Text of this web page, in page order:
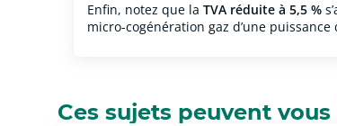
Enfin, notez que la TVA réduite à 5,5 %
micro-cogénération gaz d’une
Ces sujets peuvent